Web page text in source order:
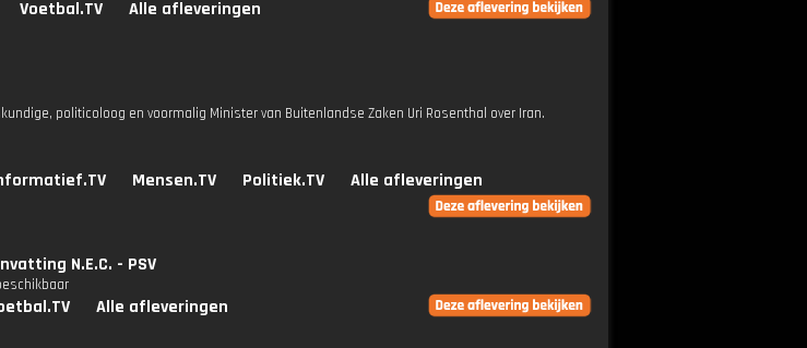
Voetbal.TV Alle afleveringen
politicoloog en voormalig Minister van Buitenlandse Zaken Uri Rosenthal over Iran.
Mensen.TV Politiek.TV Alle afleveringen
N.E.C. - PSV
Alle afleveringen